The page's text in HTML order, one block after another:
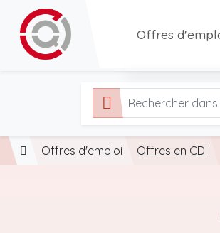
Offres
Offres en CDI
Offres en CDD
Offres d'emploi Offres en CDI